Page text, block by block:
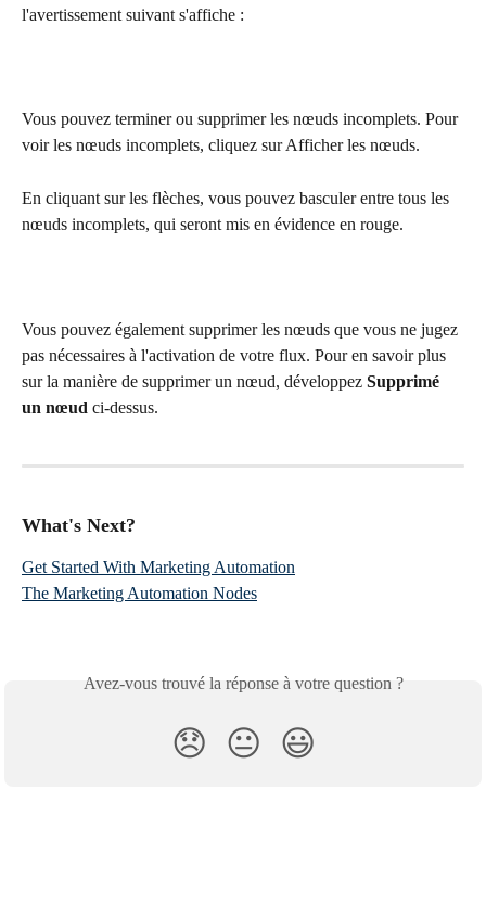
l'avertissement suivant s'affiche :
Vous pouvez terminer ou supprimer les nœuds incomplets. Pour
voir les nœuds incomplets, cliquez sur Afficher les nœuds.
En cliquant sur les flèches, vous pouvez basculer entre tous les
nœuds incomplets, qui seront mis en évidence en rouge.
Vous pouvez également supprimer les nœuds que vous ne jugez
pas nécessaires à l'activation de votre flux. Pour en savoir plus
sur la manière de supprimer un nœud, développez Supprimé
un nœud ci-dessus.
What's Next?
Get Started With Marketing Automation
The Marketing Automation Nodes
Avez-vous trouvé la réponse à votre question ?
😞 😐 😃